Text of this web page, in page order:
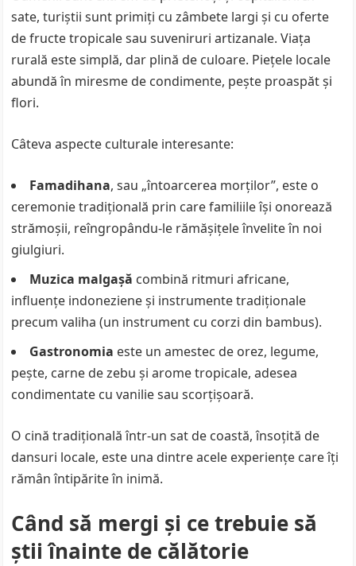
sate, turiștii sunt primiți cu zâmbete largi și cu oferte
de fructe tropicale sau suveniruri artizanale. Viața
rurală este simplă, dar plină de culoare. Piețele locale
abundă în miresme de condimente, pește proaspăt și
flori.
Câteva aspecte culturale interesante:
Famadihana, sau „întoarcerea morților”, este o
ceremonie tradițională prin care familiile își onorează
strămoșii, reîngropându-le rămășițele învelite în noi
giulgiuri.
Muzica malgașă combină ritmuri africane,
influențe indoneziene și instrumente tradiționale
precum valiha (un instrument cu corzi din bambus).
Gastronomia este un amestec de orez, legume,
pește, carne de zebu și arome tropicale, adesea
condimentate cu vanilie sau scorțișoară.
O cină tradițională într-un sat de coastă, însoțită de
dansuri locale, este una dintre acele experiențe care îți
rămân întipărite în inimă.
Când să mergi și ce trebuie să
știi înainte de călătorie